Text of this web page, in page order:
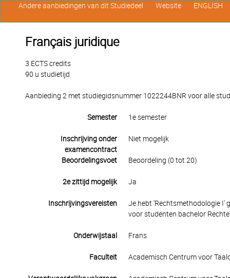
Français juridique
3 ECTS credits
90 u studietijd
Aanbieding 2 met studiegidsnummer 1022244BNR voor alle
Semester 1e semester
Inschrijving onder
examencontract
Niet mogelijk
Beoordelingsvoet Beoordeling (0 tot 20)
2e zittijd mogelijk Ja
Inschrijvingsvereisten
Je hebt 'Rechtsmethodologie I'
voor studenten bachelor
Onderwijstaal Frans
Faculteit Academisch Centrum voor
Andere aanbiedingen van dit Studiedeel Website ENGLISH